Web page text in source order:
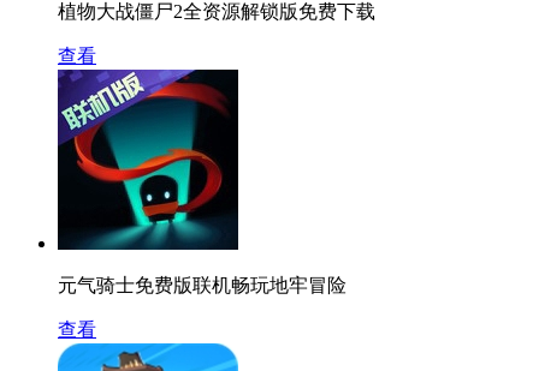
植物大战僵尸2全资源解锁版免费下载
查看
元气骑士免费版联机畅玩地牢冒险
查看